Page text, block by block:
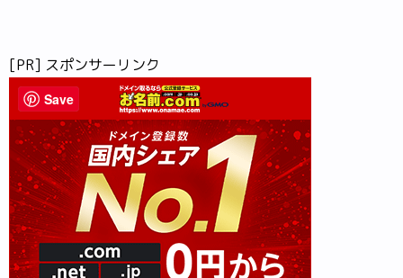
[PR] スポンサーリンク
Save